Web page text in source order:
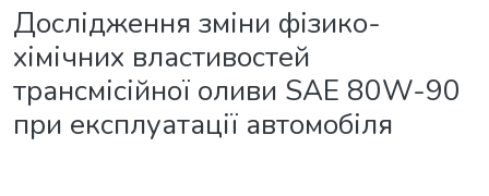
Дослідження зміни фізико-
хімічних властивостей
трансмісійної оливи SAE 80W-90
при експлуатації автомобіля